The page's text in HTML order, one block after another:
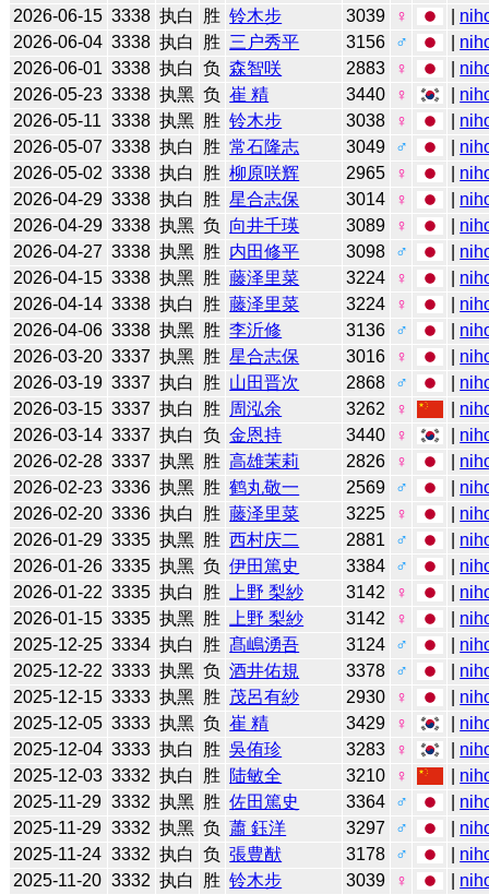
2026-06-15 3338 执白 胜 铃木步 3039 ♀
2026-06-04 3338 执白 胜 三户秀平 3156 ♂
2026-06-01 3338 执白 负 森智咲 2883 ♀
2026-05-23 3338 执黑 负 崔 精 3440 ♀
2026-05-11 3338 执黑 胜 铃木步 3038 ♀
2026-05-07 3338 执白 胜 常石隆志 3049 ♂
2026-05-02 3338 执白 胜 柳原咲辉 2965 ♀
2026-04-29 3338 执白 胜 星合志保 3014 ♀
2026-04-29 3338 执黑 负 向井千瑛 3089 ♀
2026-04-27 3338 执黑 胜 内田修平 3098 ♂
2026-04-15 3338 执黑 胜 藤泽里菜 3224 ♀
2026-04-14 3338 执白 胜 藤泽里菜 3224 ♀
2026-04-06 3338 执黑 胜 李沂修 3136 ♂
2026-03-20 3337 执黑 胜 星合志保 3016 ♀
2026-03-19 3337 执白 胜 山田晋次 2868 ♂
2026-03-15 3337 执白 胜 周泓余 3262 ♀
2026-03-14 3337 执白 负 金恩持 3440 ♀
2026-02-28 3337 执黑 胜 高雄茉莉 2826 ♀
2026-02-23 3336 执黑 胜 鹤丸敬一 2569 ♂
2026-02-20 3336 执白 胜 藤泽里菜 3225 ♀
2026-01-29 3335 执黑 胜 西村庆二 2881 ♂
2026-01-26 3335 执黑 负 伊田篤史 3384 ♂
2026-01-22 3335 执白 胜 上野 梨紗 3142 ♀
2026-01-15 3335 执黑 胜 上野 梨紗 3142 ♀
2025-12-25 3334 执白 胜 髙嶋湧吾 3124 ♂
2025-12-22 3333 执黑 负 酒井佑規 3378 ♂
2025-12-15 3333 执黑 胜 茂呂有紗 2930 ♀
2025-12-05 3333 执黑 负 崔 精 3429 ♀
2025-12-04 3333 执白 胜 吳侑珍 3283 ♀
2025-12-03 3332 执白 胜 陆敏全 3210 ♀
2025-11-29 3332 执黑 胜 佐田篤史 3364 ♂
2025-11-29 3332 执黑 负 蕭 鈺洋 3297 ♂
2025-11-24 3332 执白 负 張豊猷 3178 ♂
2025-11-20 3332 执白 胜 铃木步 3039 ♀